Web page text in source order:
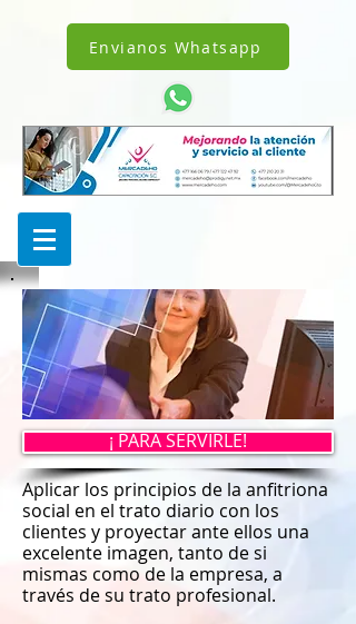
Envianos Whatsapp
¡ PARA SERVIRLE!
Aplicar los principios de la anfitriona
social en el trato diario con los
clientes y proyectar ante ellos una
excelente imagen, tanto de si
mismas como de la empresa, a
través de su trato profesional.